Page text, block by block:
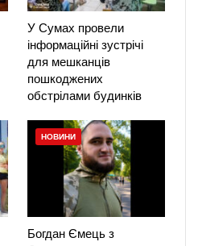
У Сумах провели
інформаційні зустрічі
для мешканців
пошкоджених
обстрілами будинків
НОВИНИ
Богдан Ємець з